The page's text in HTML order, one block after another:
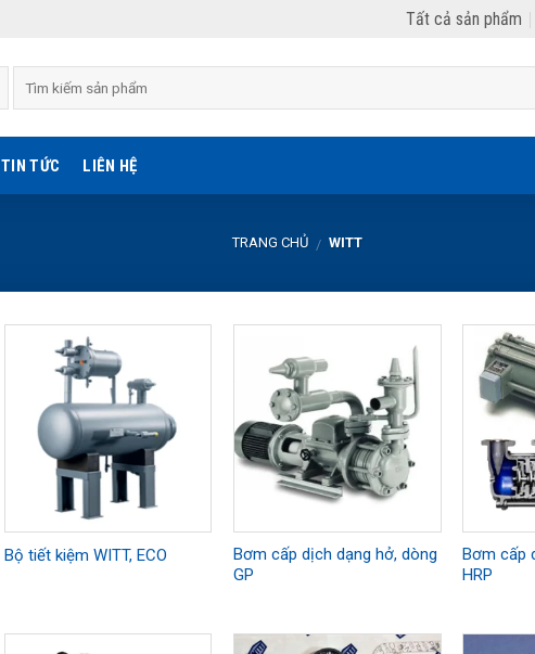
Tất cả sản phẩm
TIN TỨC LIÊN HỆ
TRANG CHỦ / WITT
Bộ tiết kiệm WITT, ECO
Bơm cấp dịch dạng hở, dòng
GP
Bơm cấp
HRP